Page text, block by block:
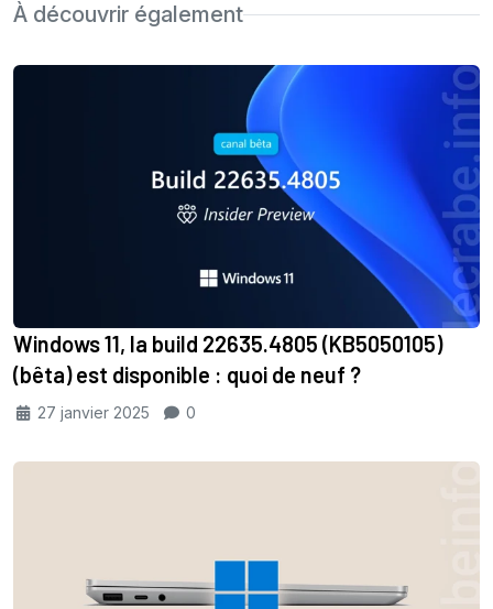
À découvrir également
Windows 11, la build 22635.4805 (KB5050105)
(bêta) est disponible : quoi de neuf ?
27 janvier 2025 0